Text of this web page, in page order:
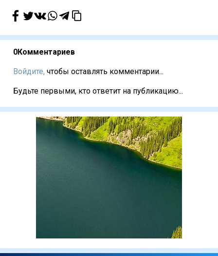
0Комментариев
Войдите, чтобы оставлять комментарии...
Будьте первыми, кто ответит на публикацию...